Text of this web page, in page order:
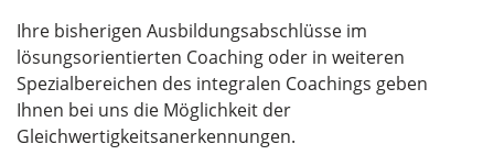
Ihre bisherigen Ausbildungsabschlüsse im
lösungsorientierten Coaching oder in weiteren
Spezialbereichen des integralen Coachings geben
Ihnen bei uns die Möglichkeit der
Gleichwertigkeitsanerkennungen.